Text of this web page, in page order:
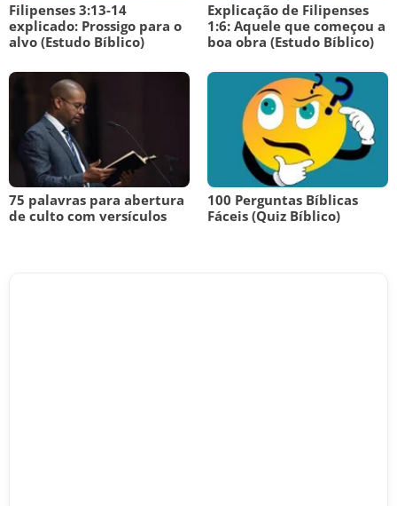
Filipenses 3:13-14
explicado: Prossigo para o
alvo (Estudo Bíblico)
Explicação de Filipenses
1:6: Aquele que começou a
boa obra (Estudo Bíblico)
75 palavras para abertura
de culto com versículos
100 Perguntas Bíblicas
Fáceis (Quiz Bíblico)